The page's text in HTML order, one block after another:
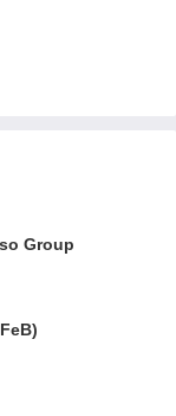
Group